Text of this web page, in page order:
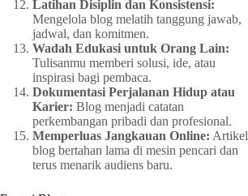
Latihan Disiplin dan Konsistensi:
Mengelola blog melatih tanggung jawab,
jadwal, dan komitmen.
Wadah Edukasi untuk Orang Lain:
Tulisanmu memberi solusi, ide, atau
inspirasi bagi pembaca.
Dokumentasi Perjalanan Hidup atau
Karier: Blog menjadi catatan
perkembangan pribadi dan profesional.
Memperluas Jangkauan Online: Artikel
blog bertahan lama di mesin pencari dan
terus menarik audiens baru.